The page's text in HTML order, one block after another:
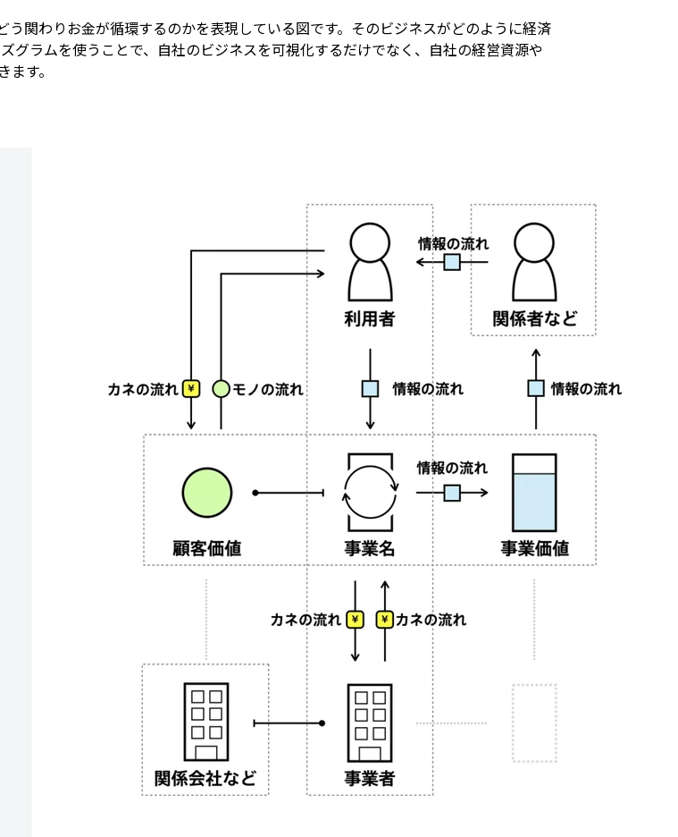
関わりお金が循環するのかを表現している図です。そのビジネスがどのように経済
ラムを使うことで、自社のビジネスを可視化するだけでなく、自社の経営資源や
す。